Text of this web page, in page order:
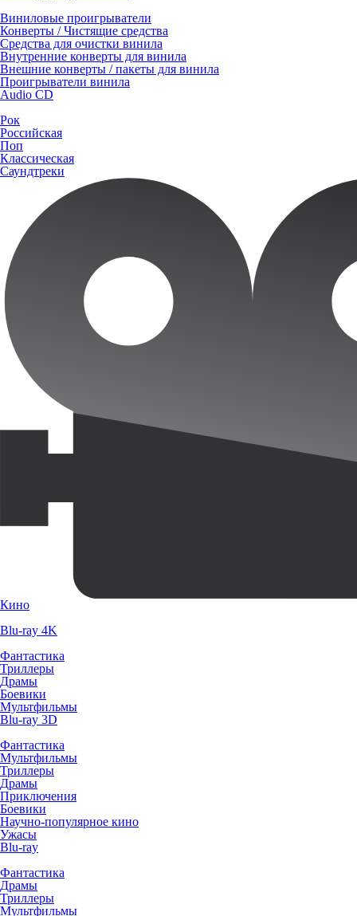
Виниловые проигрыватели
Конверты / Чистящие средства
Средства для очистки винила
Внутренние конверты для винила
Внешние конверты / пакеты для винила
Проигрыватели винила
Audio CD
Рок
Российская
Поп
Классическая
Саундтреки
Кино
Blu-ray 4K
Фантастика
Триллеры
Драмы
Боевики
Мультфильмы
Blu-ray 3D
Фантастика
Мультфильмы
Триллеры
Драмы
Приключения
Боевики
Научно-популярное кино
Ужасы
Blu-ray
Фантастика
Драмы
Триллеры
Мультфильмы